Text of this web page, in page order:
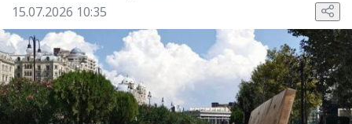
15.07.2026 10:35